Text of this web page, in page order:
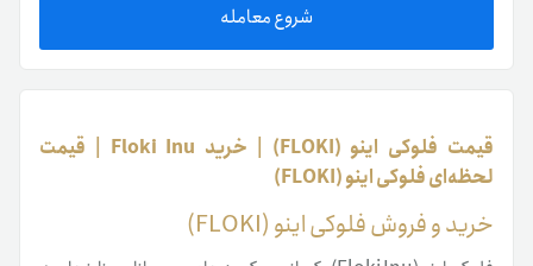
شروع معامله
قیمت فلوکی اینو (FLOKI) | خرید Floki Inu | قیمت
لحظه‌ای فلوکی اینو (FLOKI)
خرید و فروش فلوکی اینو (FLOKI)